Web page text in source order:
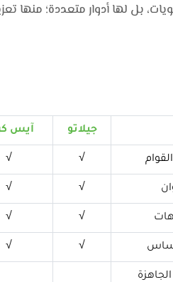
بل لها أدوار متعددة؛ منها
جيلاتو آيس
√
√
√
√
√
√
√
√